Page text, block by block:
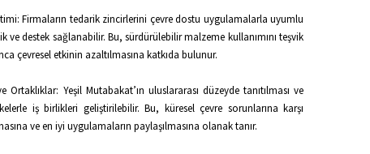
Firmaların tedarik zincirlerini çevre dostu uygulamalarla uyumlu
ve destek sağlanabilir. Bu, sürdürülebilir malzeme kullanımını teşvik
çevresel etkinin azaltılmasına katkıda bulunur.
Ortaklıklar: Yeşil Mutabakat’ın uluslararası düzeyde tanıtılması ve
iş birlikleri geliştirilebilir. Bu, küresel çevre sorunlarına karşı
ve en iyi uygulamaların paylaşılmasına olanak tanır.